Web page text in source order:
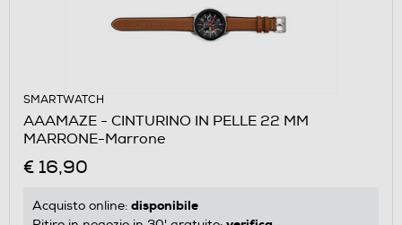
SMARTWATCH
AAAMAZE - CINTURINO IN PELLE 22 MM
MARRONE-Marrone
€ 16,90
Acquisto online: disponibile